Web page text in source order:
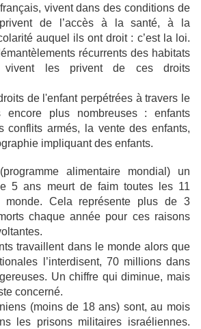
vivent dans des conditions de
de l’accès à la santé, à la
auquel ils ont droit : c’est la loi.
récurrents des habitats
les privent de ces droits
de l'enfant perpétrées à travers le
encore plus nombreuses : enfants
conflits armés, la vente des enfants,
impliquant des enfants.
alimentaire mondial) un
5 ans meurt de faim toutes les 11
monde. Cela représente plus de 3
chaque année pour ces raisons
travaillent dans le monde alors que
l’interdisent, 70 millions dans
Un chiffre qui diminue, mais
concerné.
(moins de 18 ans) sont, au mois
les prisons militaires israéliennes.